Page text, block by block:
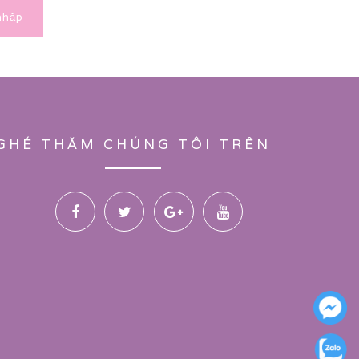
THĂM CHÚNG TÔI TRÊN